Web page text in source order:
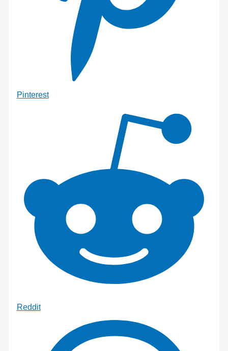
Pinterest
Reddit